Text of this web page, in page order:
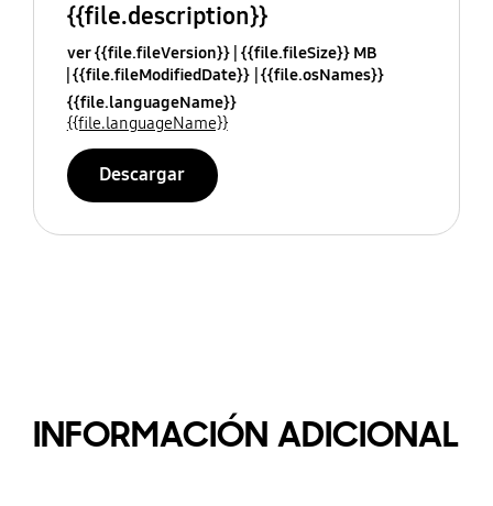
{{file.description}}
ver {{file.fileVersion}} {{file.fileSize}} MB
{{file.fileModifiedDate}} {{file.osNames}}
{{file.languageName}}
{{file.languageName}}
Descargar
INFORMACIÓN ADICIONAL